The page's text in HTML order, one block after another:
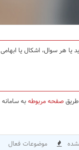
یا هر سوال، اشکال یا
صفحه مربوطهبه سامانه
موضوعات فعال